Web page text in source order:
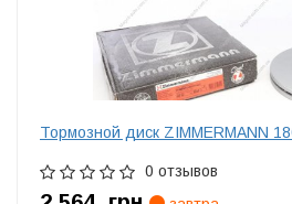
Тормозной диск ZIMMERMANN
0 отзывов